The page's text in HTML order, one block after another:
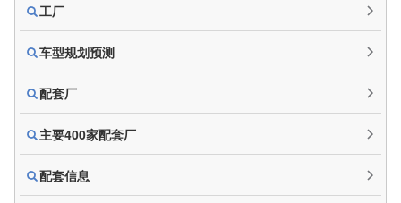
工厂
车型规划预测
配套厂
主要400家配套厂
配套信息